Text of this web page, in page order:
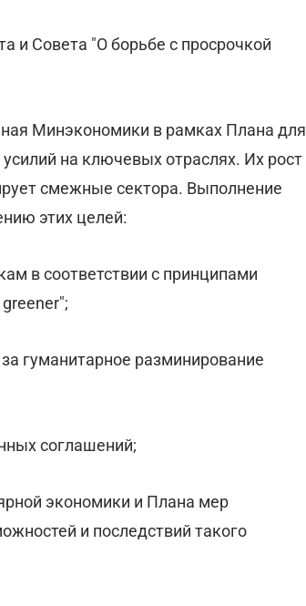
и Совета "О борьбе с просрочкой
Минэкономики в рамках Плана для
на ключевых отраслях. Их рост
смежные сектора. Выполнение
этих целей:
в соответствии с принципами
гуманитарное разминирование
соглашений;
экономики и Плана мер
и последствий такого